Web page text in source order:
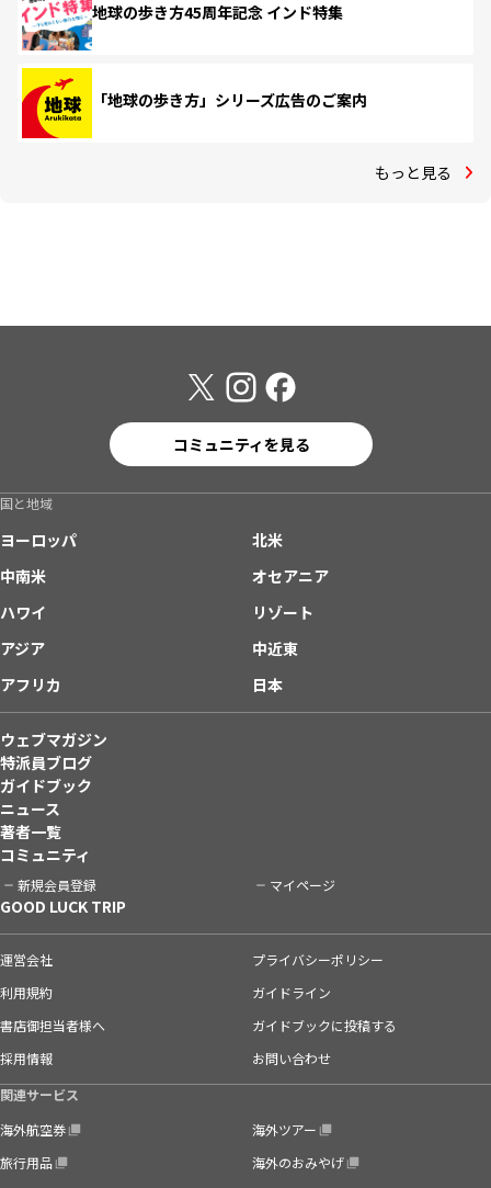
地球の歩き方45周年記念 インド特集
「地球の歩き方」シリーズ広告のご案内
もっと見る
コミュニティを見る
国と地域
ヨーロッパ
北米
中南米
オセアニア
ハワイ
リゾート
アジア
中近東
アフリカ
日本
ウェブマガジン
特派員ブログ
ガイドブック
ニュース
著者一覧
コミュニティ
新規会員登録 マイページ
GOOD LUCK TRIP
運営会社
プライバシーポリシー
利用規約
ガイドライン
書店御担当者様へ
ガイドブックに投稿する
採用情報
お問い合わせ
関連サービス
海外航空券
海外ツアー
旅行用品
海外のおみやげ